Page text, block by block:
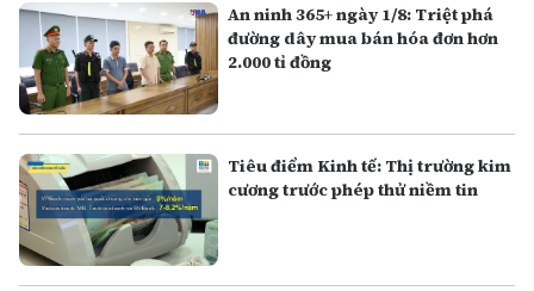
An ninh 365+ ngày 1/8: Triệt phá
đường dây mua bán hóa đơn hơn
2.000 tỉ đồng
Tiêu điểm Kinh tế: Thị trường kim
cương trước phép thử niềm tin